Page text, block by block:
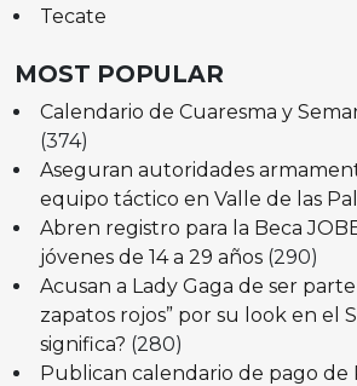
Tecate
MOST POPULAR
Calendario de Cuaresma y
(374)
Aseguran autoridades
equipo táctico en Valle de las
Abren registro para la Beca
jóvenes de 14 a 29 años (290)
Acusan a Lady Gaga de ser
zapatos rojos” por su look en el
significa? (280)
Publican calendario de pago de